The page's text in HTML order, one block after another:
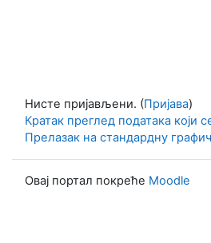
Нисте пријављени. (Пријава)
Кратак преглед података који
Прелазак на стандардну
Овај портал покреће Moodle